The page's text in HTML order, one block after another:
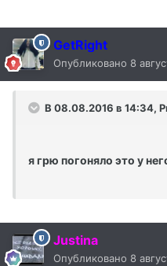
GetRight
Опубликовано 8
В 08.08.2016 в 14:34,
я грю погоняло это у
Justina
Опубликовано 8